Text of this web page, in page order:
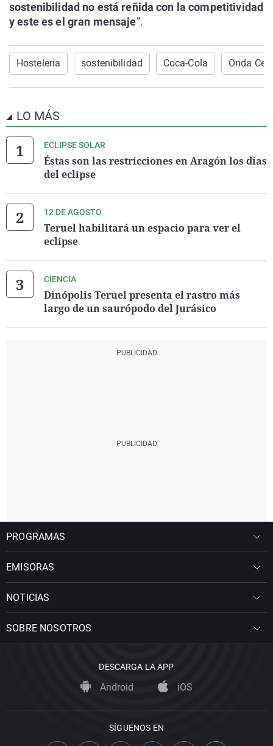
sostenibilidad no está reñida con la competitividad
y este es el gran mensaje”.
Hosteleria sostenibilidad Coca-Cola Onda
LO MÁS
ECLIPSE SOLAR
Éstas son las restricciones en Aragón los días
del eclipse
12 DE AGOSTO
Teruel habilitará un espacio para ver el
eclipse
CIENCIA
Dinópolis Teruel presenta el rastro más
largo de un saurópodo del Jurásico
PROGRAMAS
EMISORAS
NOTICIAS
SOBRE NOSOTROS
DESCARGA LA APP
Android iOS
SÍGUENOS EN